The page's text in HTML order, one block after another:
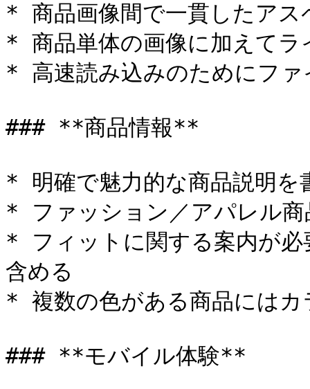
* 商品画像間で一貫したアス
* 商品単体の画像に加えてラ
* 高速読み込みのためにファ
### **商品情報**
* 明確で魅力的な商品説明を
* ファッション／アパレル
* フィットに関する案内が
含める
* 複数の色がある商品にはカ
### **モバイル体験**